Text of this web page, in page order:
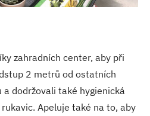
zahradních center, aby při
2 metrů od ostatních
dodržovali také hygienická
Apeluje také na to, aby